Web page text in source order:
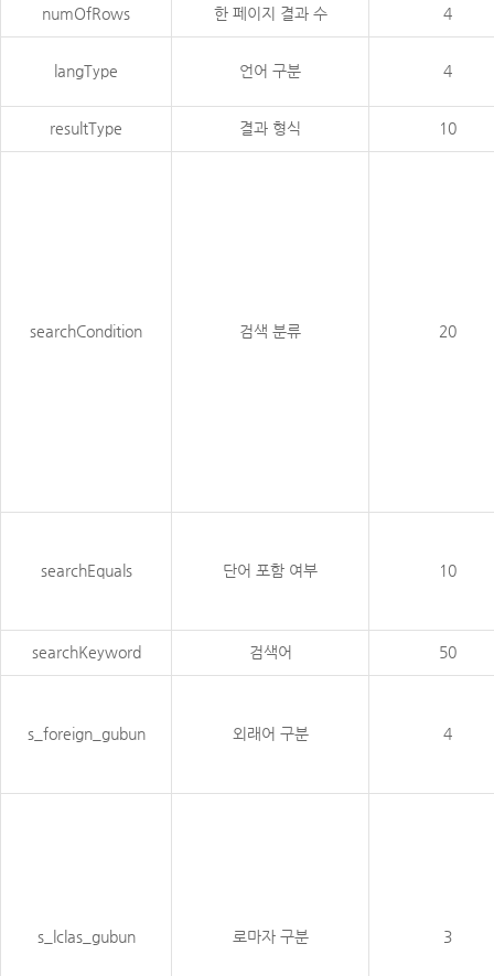
numOfRows 한 페이지 결과 수 4
langType 언어 구분 4
resultType 결과 형식 10
searchCondition 검색 분류 20
searchEquals 단어 포함 여부 10
searchKeyword 검색어 50
s_foreign_gubun 외래어 구분 4
s_lclas_gubun 로마자 구분 3